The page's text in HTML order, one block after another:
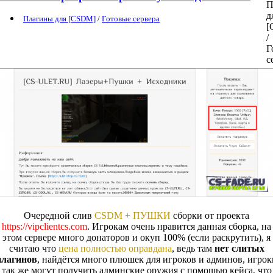
Плагины для [CSDM] / Готовые сервера
Очередной слив CSDM + ПУШКИ сборки от проекта
https://vipclientcs.com. Игрокам очень нравится данная сборка, на
этом сервере много донаторов и окуп 100% (если раскрутить), я
считаю что цена полностью оправдана, ведь там нет слитых
, найдётся много плюшек для игроков и админов,
так же могут получить админские оружия с помощью кейса, что